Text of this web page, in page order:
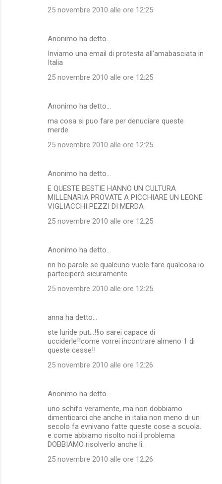
25 novembre 2010 alle ore 12:25
Anonimo ha detto…
Inviamo una email di protesta all'amabasciata in
Italia
25 novembre 2010 alle ore 12:25
Anonimo ha detto…
ma cosa si puo fare per denuciare queste
merde
25 novembre 2010 alle ore 12:25
Anonimo ha detto…
E QUESTE BESTIE HANNO UN CULTURA
MILLENARIA PROVATE A PICCHIARE UN LEONE
VIGLIACCHI PEZZI DI MERDA
25 novembre 2010 alle ore 12:25
Anonimo ha detto…
nn ho parole se qualcuno vuole fare qualcosa io
parteciperò sicuramente
25 novembre 2010 alle ore 12:25
anna ha detto…
ste luride put...!!io sarei capace di
ucciderle!!come vorrei incontrare almeno 1 di
queste cesse!!
25 novembre 2010 alle ore 12:26
Anonimo ha detto…
uno schifo veramente, ma non dobbiamo
dimenticarci che anche in italia non meno di un
secolo fa evnivano fatte queste cose a scuola.
e come abbiamo risolto noi il problema
DOBBIAMO risolverlo anche li.
25 novembre 2010 alle ore 12:26